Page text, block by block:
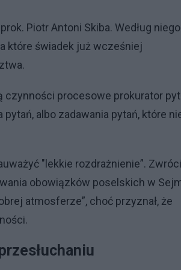
Piotr Antoni Skiba. Według niego
które świadek już wcześniej
procesowe prokurator
albo zadawania pytań, które
"lekkie rozdrażnienie”.
obowiązków poselskich w
atmosferze”, choć przyznał, że